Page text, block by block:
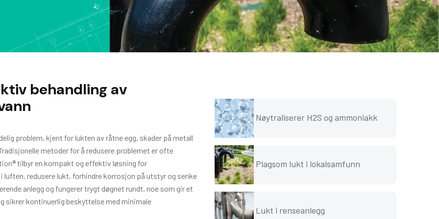
behandling av
problem, kjent for lukten av råtne egg, skader på metall
metoder for å redusere problemet er ofte
tilbyr en kompakt og effektiv løsning for
luften, redusere lukt, forhindre korrosjon på utstyr og senke
anlegg og fungerer trygt døgnet rundt, noe som gir et
kontinuerlig beskyttelse med minimale
Nøytraliserer H2S og ammoniakk
Plagsom lukt i lokalsamfunn
Lukt i renseanlegg